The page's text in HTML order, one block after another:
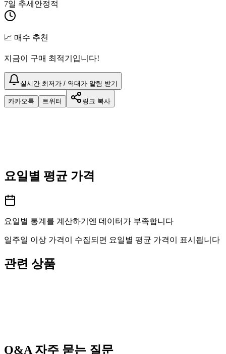
7일 추세 안정적
📈 매수 추천
지금이 구매 최적기입니다!
실시간 최저가 / 역대가 알림 받기
카카오톡 트위터 링크 복사
요일별 평균 가격
요일별 통계를 계산하기엔 데이터가 부족합니다
일주일 이상 가격이 수집되면 요일별 평균 가격이 표시됩니다
관련 상품
Q&A자주 묻는 질문